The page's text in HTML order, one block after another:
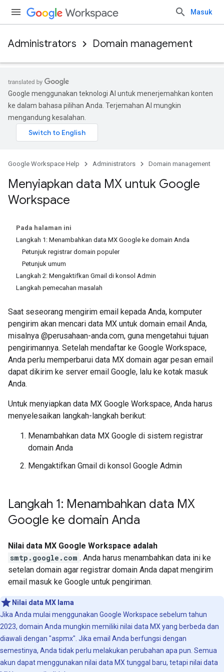
Masuk
Administrators Domain management
Google menggunakan teknologi AI untuk menerjemahkan konten
ke dalam bahasa pilihan Anda. Terjemahan AI mungkin
mengandung kesalahan.
Google Workspace Help Administrators Domain management
Menyiapkan data MX untuk Google
Workspace
Pada halaman ini
Langkah 1: Menambahkan data MX Google ke domain Anda
Petunjuk registrar domain populer
Petunjuk umum
Langkah 2: Mengaktifkan Gmail di konsol Admin
Langkah pemecahan masalah
Saat seseorang mengirim email kepada Anda, komputer
pengirim akan mencari data MX untuk domain email Anda,
misalnya @perusahaan-anda.com, guna mengetahui tujuan
pengirimannya. Setelah mendaftar ke Google Workspace,
Anda perlu memperbarui data MX domain agar pesan email
dapat dikirim ke server email Google, lalu ke kotak masuk
Anda.
Untuk menyiapkan data MX Google Workspace, Anda harus
menyelesaikan langkah-langkah berikut:
Menambahkan data MX Google di sistem registrar
domain Anda
Mengaktifkan Gmail di konsol Google Admin
Langkah 1: Menambahkan data MX
Google ke domain Anda
Nilai data MX Google Workspace adalah
smtp.google.com . Anda harus menambahkan data ini ke
setelan domain agar registrar domain Anda dapat mengirim
email masuk ke Google untuk pengiriman.
Nilai data MX lama
Jika Anda mulai menggunakan Google Workspace sebelum tahun
2023, domain Anda mungkin memiliki nilai data MX yang berbeda dan
diawali dengan "aspmx". Jika email Anda berfungsi dengan
semestinya, Anda tidak perlu melakukan perubahan apa pun. Semua
akun dapat menggunakan nilai data MX tunggal baru, tetapi nilai data